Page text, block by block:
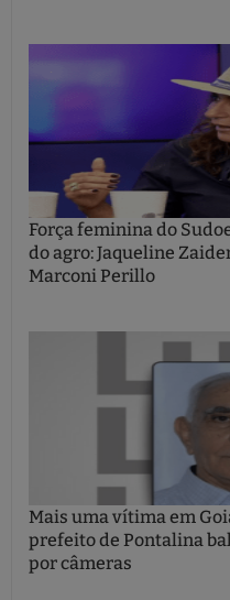
Força feminina do
do agro: Jaqueline
Marconi Perillo
Mais uma vítima em
prefeito de Pontalina
por câmeras